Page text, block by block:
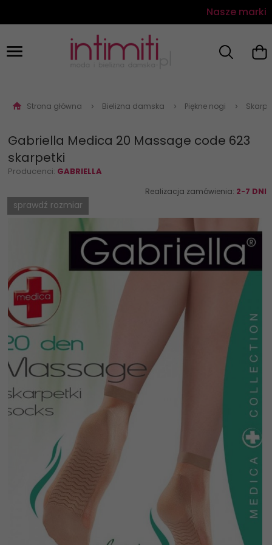
Nasze marki
Strona główna Bielizna damska Piękne nogi
Gabriella Medica 20 Massage code 623
skarpetki
Producenci: GABRIELLA
Realizacja zamówienia: 2-7 DNI
sprawdź rozmiar